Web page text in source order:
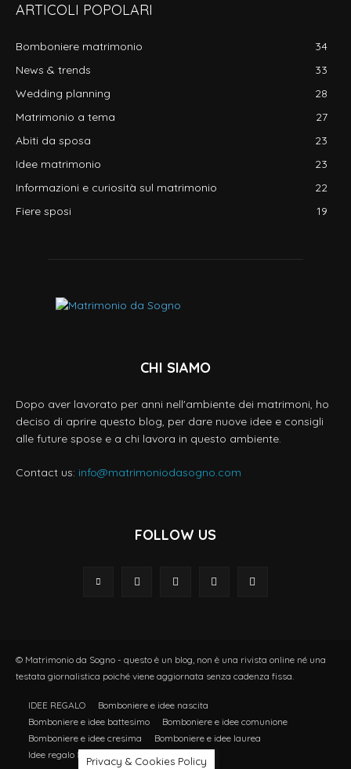
ARTICOLI POPOLARI
Bomboniere matrimonio
34
News & trends
33
Wedding planning
28
Matrimonio a tema
27
Abiti da sposa
23
Idee matrimonio
23
Informazioni e curiosità sul matrimonio
22
Fiere sposi
19
CHI SIAMO
Dopo aver lavorato per anni nell'ambiente dei matrimoni, ho
deciso di aprire questo blog, per dare nuove idee e consigli
alle future spose e a chi lavora in questo ambiente.
Contact us: info@matrimoniodasogno.com
FOLLOW US
© Matrimonio da Sogno - questo è un blog, non è una rivista online né una
testata giornalistica poiché viene aggiornata senza cadenza fissa.
IDEE REGALO
Bomboniere e idee nascita
Bomboniere e idee battesimo
Bomboniere e idee comunione
Bomboniere e idee cresima
Bomboniere e idee laurea
Idee regalo Natale
Privacy & Cookies Policy